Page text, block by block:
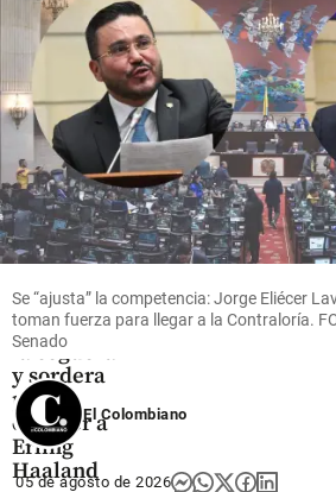
hace 1
minuto
share
Fútbol
Un
aficionado
del
City se
enfrentó a
la ceguera
y sordera
para
conocer a
Erling
Haaland
Se “ajusta” la competencia: Jorge Eliécer
toman fuerza para llegar a la Contraloría.
Senado
El Colombiano
05 de agosto de 2026